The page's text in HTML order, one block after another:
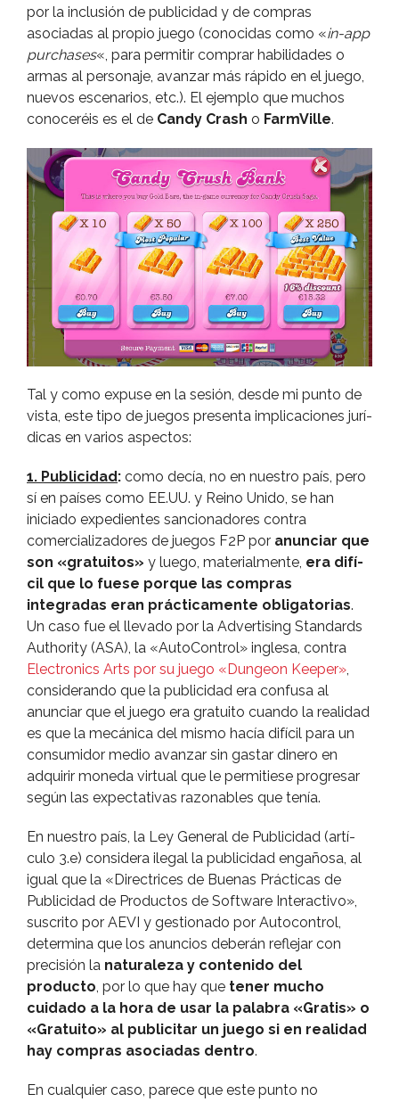
por la inclusión de publicidad y de compras
asociadas al propio juego (conocidas como «in-app
purchases«, para permitir comprar habilidades o
armas al personaje, avanzar más rápido en el juego,
nuevos escenarios, etc.). El ejemplo que muchos
conoceréis es el de Candy Crash o FarmVille.
Tal y como expuse en la sesión, desde mi punto de
vista, este tipo de juegos presenta implicaciones jurí­
dicas en varios aspectos:
1. Publicidad: como decí­a, no en nuestro paí­s, pero
sí­ en paí­ses como EE.UU. y Reino Unido, se han
iniciado expedientes sancionadores contra
comercializadores de juegos F2P por anunciar que
son «gratuitos» y luego, materialmente, era difí­
cil que lo fuese porque las compras
integradas eran prácticamente obligatorias.
Un caso fue el llevado por la Advertising Standards
Authority (ASA), la «AutoControl» inglesa, contra
Electronics Arts por su juego «Dungeon Keeper»,
considerando que la publicidad era confusa al
anunciar que el juego era gratuito cuando la realidad
es que la mecánica del mismo hací­a difí­cil para un
consumidor medio avanzar sin gastar dinero en
adquirir moneda virtual que le permitiese progresar
según las expectativas razonables que tení­a.
En nuestro paí­s, la Ley General de Publicidad (artí­
culo 3.e) considera ilegal la publicidad engañosa, al
igual que la «Directrices de Buenas Prácticas de
Publicidad de Productos de Software Interactivo»,
suscrito por AEVI y gestionado por Autocontrol,
determina que los anuncios deberán reflejar con
precisión la naturaleza y contenido del
producto, por lo que hay que tener mucho
cuidado a la hora de usar la palabra «Gratis» o
«Gratuito» al publicitar un juego si en realidad
hay compras asociadas dentro.
En cualquier caso, parece que este punto no